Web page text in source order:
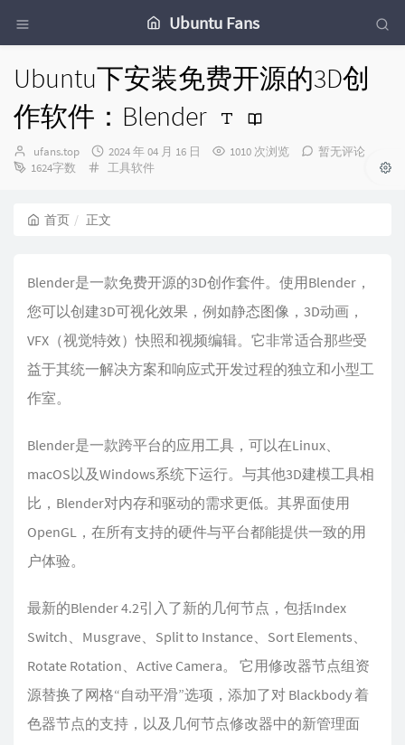
Ubuntu Fans
Ubuntu下安装免费开源的3D创
作软件：Blender
博
主：
ufans.top
发
布
2024 年 04 月 16 日 1010 次浏览
暂无评论
1624字数
分
工具软件
首页 正文
Blender是一款免费开源的3D创作套件。使用Blender，
您可以创建3D可视化效果，例如静态图像，3D动画，
VFX（视觉特效）快照和视频编辑。它非常适合那些受
益于其统一解决方案和响应式开发过程的独立和小型工
作室。
Blender是一款跨平台的应用工具，可以在Linux、
macOS以及Windows系统下运行。与其他3D建模工具相
比，Blender对内存和驱动的需求更低。其界面使用
OpenGL，在所有支持的硬件与平台都能提供一致的用
户体验。
最新的Blender 4.2引入了新的几何节点，包括Index
Switch、Musgrave、Split to Instance、Sort Elements、
Rotate Rotation、Active Camera。 它用修改器节点组资
源替换了网格“自动平滑”选项，添加了对 Blackbody 着
色器节点的支持，以及几何节点修改器中的新管理面